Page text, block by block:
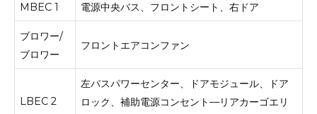
MBEC 1 電源中央バス、フロントシート、右ドア
ブロワー/
ブロワー
フロントエアコンファン
LBEC 2
左バスパワーセンター、ドアモジュール、ドア
ロック、補助電源コンセント—リアカーゴエリ